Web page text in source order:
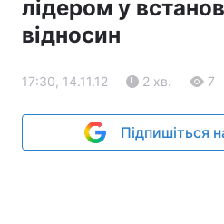
лідером у
відносин
17:30, 14.11.12 2 хв. 7
Підпишіться